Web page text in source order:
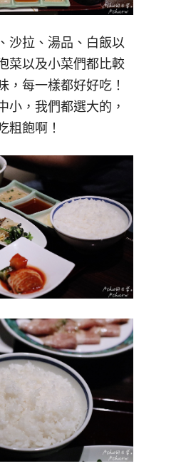
沙拉、湯品、白飯以
菜以及小菜們都比較
，每一樣都好好吃！
小，我們都選大的，
粗飽啊！